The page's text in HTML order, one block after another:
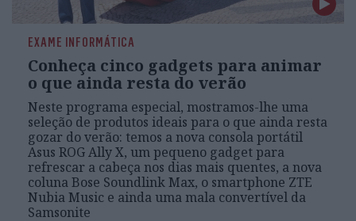
EXAME INFORMÁTICA
Conheça cinco gadgets para animar
o que ainda resta do verão
Neste programa especial, mostramos-lhe uma
seleção de produtos ideais para o que ainda resta
gozar do verão: temos a nova consola portátil
Asus ROG Ally X, um pequeno gadget para
refrescar a cabeça nos dias mais quentes, a nova
coluna Bose Soundlink Max, o smartphone ZTE
Nubia Music e ainda uma mala convertível da
Samsonite